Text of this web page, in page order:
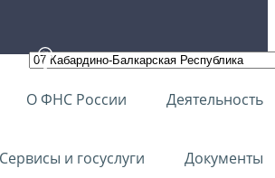
О ФНС России Деятельность
Сервисы и госуслуги Документы